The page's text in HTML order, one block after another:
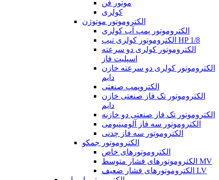
موتور فن
کولری
الکتروموتور موتوژن
الکتروموتور پمپ آب کولری
الکتروموتور کولری تیپ HP 1/8
الکتروموتور کولری دو سرعته
اسپلیت فاز
الکتروموتور کولری دو سرعته خازن
دایم
الکتروپمپ صنعتی
الکتروموتور تک فاز صنعتی خازن
دایم
الکتروموتور تک فاز صنعتی دو خازنه
الکتروموتور سه فاز آلومینیومی
الکتروموتور سه فاز چدنی
الکتروموتور جمکو
الکتروموتورهای خاص
الکتروموتورهای فشار متوسط MV
الکتروموتورهای فشار ضعیف LV